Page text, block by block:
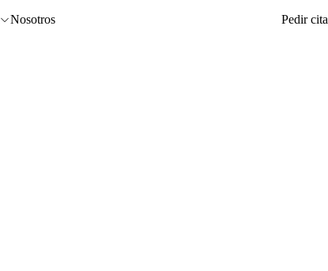
Nosotros
Pedir cita